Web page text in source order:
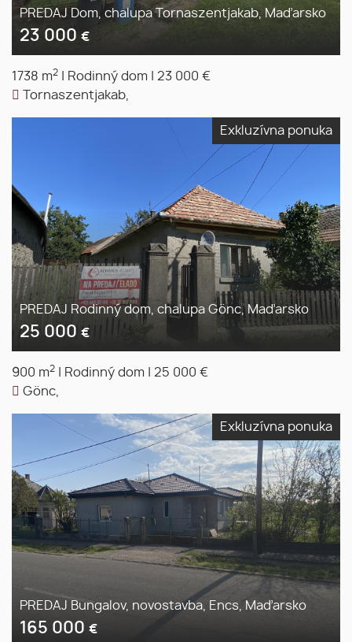
PREDAJ Dom, chalupa Tornaszentjakab, Maďarsko
23 000 €
1738 m2 Rodinný dom
23 000 €
Tornaszentjakab,
Exkluzívna ponuka
PREDAJ Rodinný dom, chalupa Gönc, Maďarsko
25 000 €
900 m2 Rodinný dom
25 000 €
Gönc,
Exkluzívna ponuka
PREDAJ Bungalov, novostavba, Encs, Maďarsko
165 000 €